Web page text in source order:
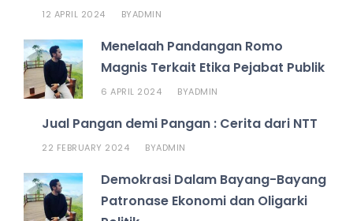
12 APRIL 2024 BYADMIN
Menelaah Pandangan Romo
Magnis Terkait Etika Pejabat Publik
6 APRIL 2024 BYADMIN
Jual Pangan demi Pangan : Cerita dari NTT
22 FEBRUARY 2024 BYADMIN
Demokrasi Dalam Bayang-Bayang
Patronase Ekonomi dan Oligarki